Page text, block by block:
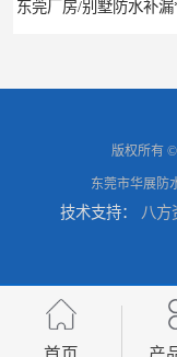
版权所有
东莞市华展防
技术支持： 八方